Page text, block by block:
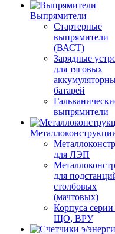
Выпрямители
Стартерные
выпрямители
(ВАСТ)
Зарядные
для тяговых
батарей
выпрямители
для ЛЭП
для
столбовых
(мачтовых)
Корпуса
ЩО, ВРУ